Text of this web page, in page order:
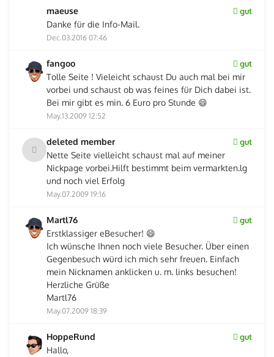
maeuse gut
Danke für die Info-Mail.
Dec.03.2016 07:46
fangoo gut
Tolle Seite ! Vieleicht schaust Du auch mal bei mir
vorbei und schaust ob was feines für Dich dabei ist.
Bei mir gibt es min. 6 Euro pro Stunde 😄
May.13.2009 12:52
deleted member gut
Nette Seite vielleicht schaust mal auf meiner
Nickpage vorbei.Hilft bestimmt beim vermarkten.lg
und noch viel Erfolg
May.07.2009 19:16
Martl76 gut
Erstklassiger eBesucher! 😄
Ich wünsche Ihnen noch viele Besucher. Über einen
Gegenbesuch würd ich mich sehr freuen. Einfach
mein Nicknamen anklicken u. m. links besuchen!
Herzliche Grüße
Martl76
May.07.2009 18:39
HoppeRund gut
Hallo,